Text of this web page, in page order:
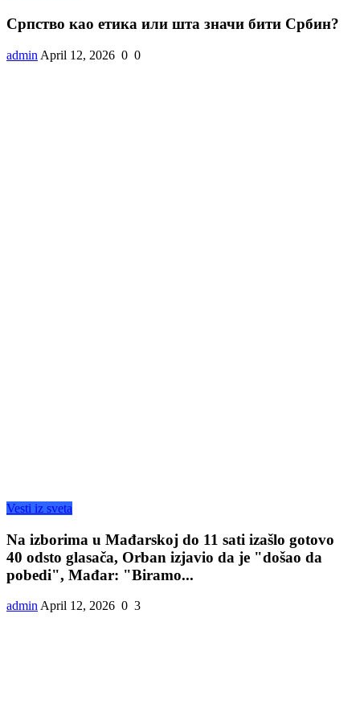
Српство као етика или шта значи бити Србин?
admin April 12, 2026 0 0
Vesti iz sveta
Na izborima u Mađarskoj do 11 sati izašlo gotovo
40 odsto glasača, Orban izjavio da je "došao da
pobedi", Mađar: "Biramo...
admin April 12, 2026 0 3